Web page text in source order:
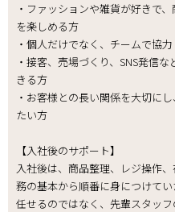
・ファッションや雑貨が好きで
を楽しめる方
・個人だけでなく、チームで協
・接客、売場づくり、SNS発信
きる方
・お客様との長い関係を大切に
たい方
【入社後のサポート】
入社後は、商品整理、レジ操作
務の基本から順番に身につけて
任せるのではなく、先輩スタッ